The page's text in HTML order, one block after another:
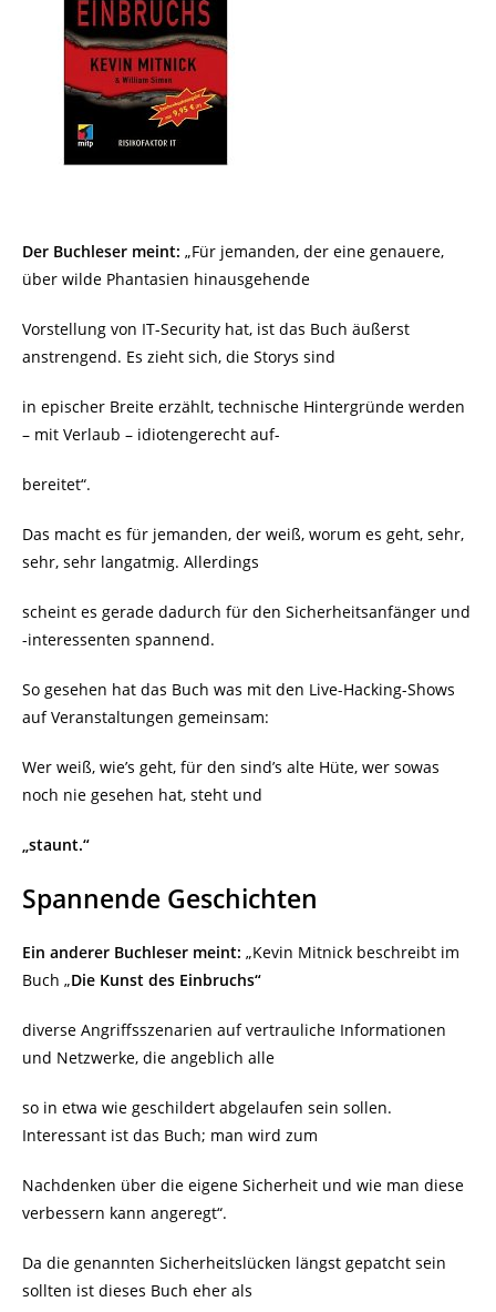
Der Buchleser meint: „Für jemanden, der eine genauere,
über wilde Phantasien hinausgehende
Vorstellung von IT-Security hat, ist das Buch äußerst
anstrengend. Es zieht sich, die Storys sind
in epischer Breite erzählt, technische Hintergründe werden
– mit Verlaub – idiotengerecht auf-
bereitet“.
Das macht es für jemanden, der weiß, worum es geht, sehr,
sehr, sehr langatmig. Allerdings
scheint es gerade dadurch für den Sicherheitsanfänger und
-interessenten spannend.
So gesehen hat das Buch was mit den Live-Hacking-Shows
auf Veranstaltungen gemeinsam:
Wer weiß, wie’s geht, für den sind’s alte Hüte, wer sowas
noch nie gesehen hat, steht und
„staunt.“
Spannende Geschichten
Ein anderer Buchleser meint: „Kevin Mitnick beschreibt im
Buch „Die Kunst des Einbruchs“
diverse Angriffsszenarien auf vertrauliche Informationen
und Netzwerke, die angeblich alle
so in etwa wie geschildert abgelaufen sein sollen.
Interessant ist das Buch; man wird zum
Nachdenken über die eigene Sicherheit und wie man diese
verbessern kann angeregt“.
Da die genannten Sicherheitslücken längst gepatcht sein
sollten ist dieses Buch eher als